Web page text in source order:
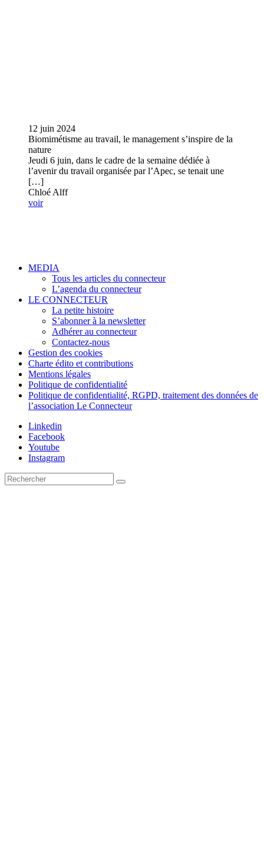
12 juin 2024
Biomimétisme au travail, le management s’inspire de la
nature
Jeudi 6 juin, dans le cadre de la semaine dédiée à
l’avenir du travail organisée par l’Apec, se tenait une
[…]
Chloé Alff
voir
MEDIA
Tous les articles du connecteur
L’agenda du connecteur
LE CONNECTEUR
La petite histoire
S’abonner à la newsletter
Adhérer au connecteur
Contactez-nous
Gestion des cookies
Charte édito et contributions
Mentions légales
Politique de confidentialité
Politique de confidentialité, RGPD, traitement des données de
l’association Le Connecteur
Linkedin
Facebook
Youtube
Instagram